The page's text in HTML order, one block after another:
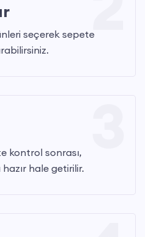
seçerek sepete
kontrol sonrası,
hale getirilir.